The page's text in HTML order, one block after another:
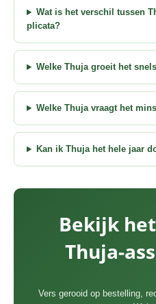
Wat is het verschil tussen
plicata?
Welke Thuja groeit het
Welke Thuja vraagt het
Kan ik Thuja het hele jaar
Bekijk
Thuja-
Vers gerooid op bestelling,